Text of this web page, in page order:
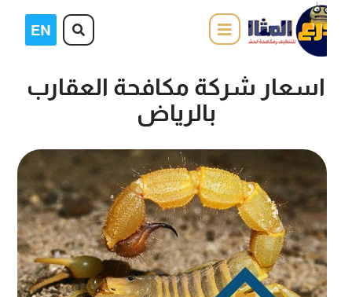
اسعار شركة مكافحة العقارب
بالرياض